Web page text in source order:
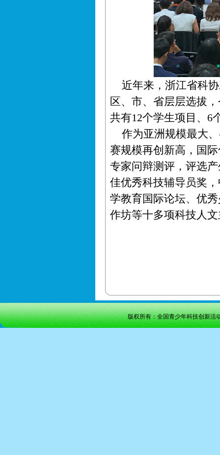
近年来，浙江省科协
区、市、省层层选拔
共有12个学生项目、6
作为亚洲规模最大、
赛规模再创新高，国
专家问辩测评，评选
佳优秀科技辅导员奖
学教育国际论坛、优
作坊等十多项科技人
版权所有：全国青少年科技创新